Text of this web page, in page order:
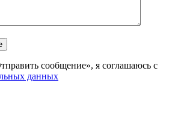
сообщение», я соглашаюсь с
данных